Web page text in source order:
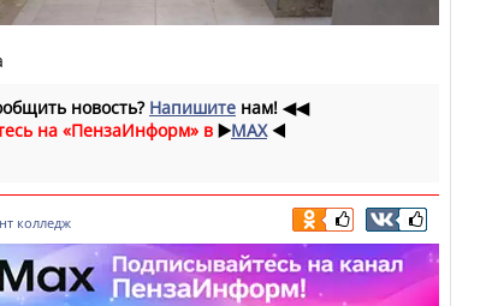
новость? Напишите нам! ◀◀
на «ПензаИнформ» в ▶️MAX ◀️
колледж